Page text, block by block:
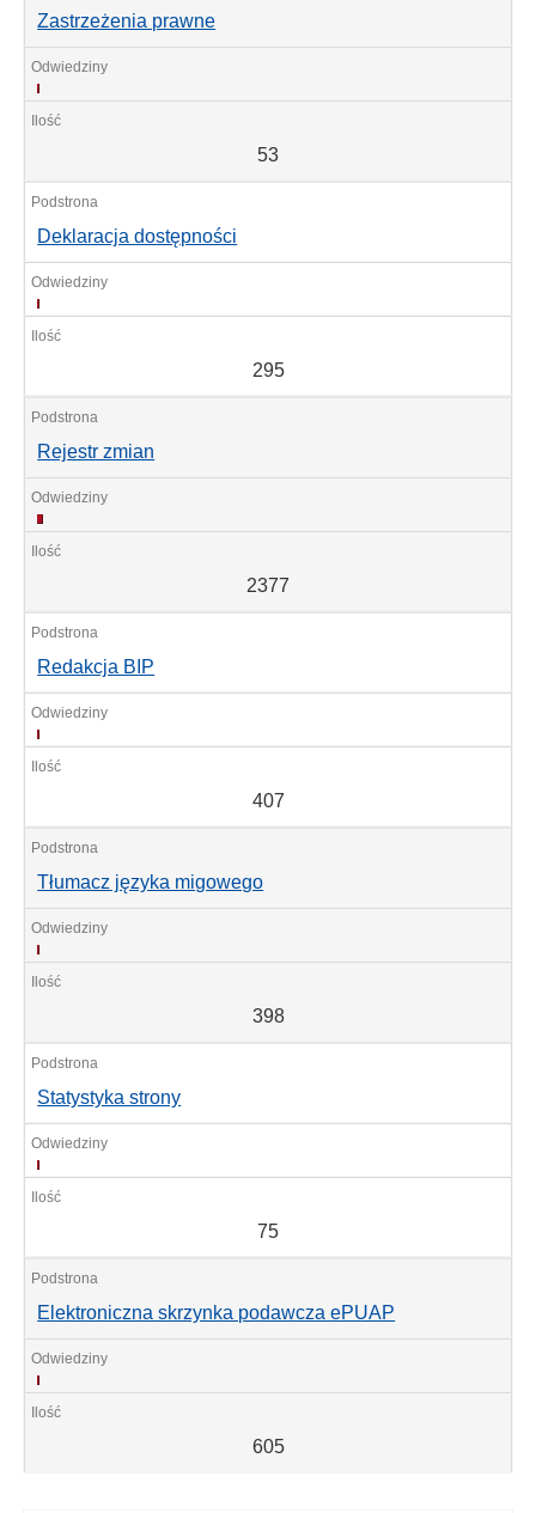
Zastrzeżenia prawne
53
53
Deklaracja dostępności
295
295
Rejestr zmian
2377
2377
Redakcja BIP
407
407
Tłumacz języka migowego
398
398
Statystyka strony
75
75
Elektroniczna skrzynka podawcza ePUAP
605
605